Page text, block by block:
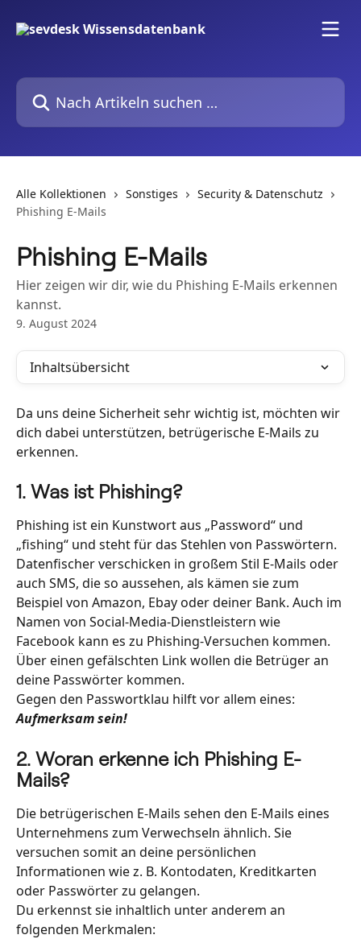
Nach Artikeln suchen …
Alle Kollektionen Sonstiges
Security & Datenschutz
Phishing E-Mails
Phishing E-Mails
Hier zeigen wir dir, wie du Phishing E-Mails erkennen
kannst.
9. August 2024
Inhaltsübersicht
Da uns deine Sicherheit sehr wichtig ist, möchten wir
dich dabei unterstützen, betrügerische E-Mails zu
erkennen.
1. Was ist Phishing?
Phishing ist ein Kunstwort aus „Password“ und
„fishing“ und steht für das Stehlen von Passwörtern.
Datenfischer verschicken in großem Stil E-Mails oder
auch SMS, die so aussehen, als kämen sie zum
Beispiel von Amazon, Ebay oder deiner Bank. Auch im
Namen von Social-Media-Dienstleistern wie
Facebook kann es zu Phishing-Versuchen kommen.
Über einen gefälschten Link wollen die Betrüger an
deine Passwörter kommen.
Gegen den Passwortklau hilft vor allem eines:
Aufmerksam sein!
2. Woran erkenne ich Phishing E-
Mails?
Die betrügerischen E-Mails sehen den E-Mails eines
Unternehmens zum Verwechseln ähnlich. Sie
versuchen somit an deine persönlichen
Informationen wie z. B. Kontodaten, Kreditkarten
oder Passwörter zu gelangen.
Du erkennst sie inhaltlich unter anderem an
folgenden Merkmalen: